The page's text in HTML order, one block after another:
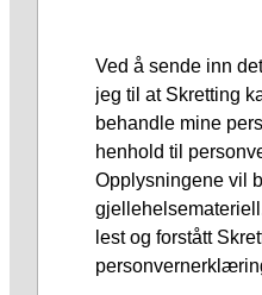
Ved å sende inn
jeg til at Skretting
behandle mine
henhold til
Opplysningene vil
lest og forstått